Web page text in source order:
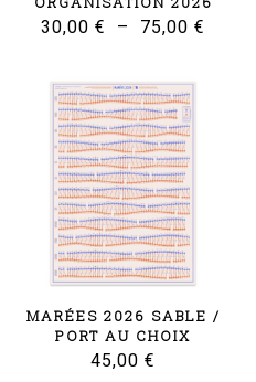
30,00 € – 75,00 €
MARÉES 2026 SABLE /
PORT AU CHOIX
45,00 €